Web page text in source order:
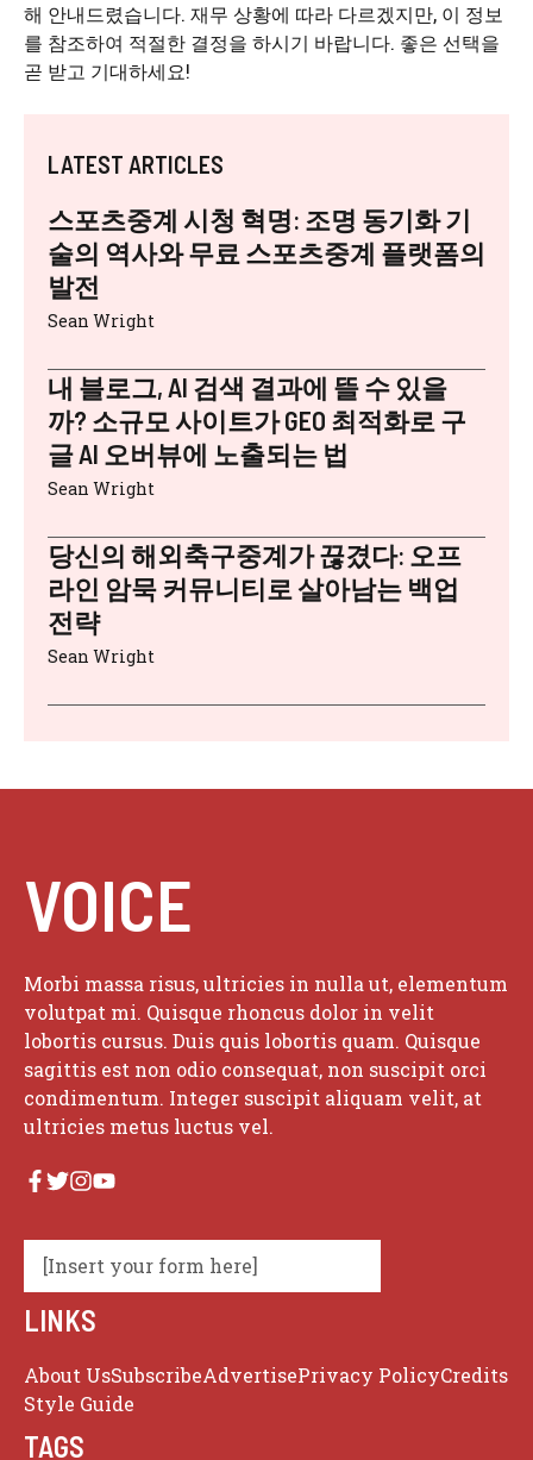
해 안내드렸습니다. 재무 상황에 따라 다르겠지만, 이 정보
를 참조하여 적절한 결정을 하시기 바랍니다. 좋은 선택을
곧 받고 기대하세요!
LATEST ARTICLES
스포츠중계 시청 혁명: 조명 동기화 기
술의 역사와 무료 스포츠중계 플랫폼의
발전
Sean Wright
내 블로그, AI 검색 결과에 뜰 수 있을
까? 소규모 사이트가 GEO 최적화로 구
글 AI 오버뷰에 노출되는 법
Sean Wright
당신의 해외축구중계가 끊겼다: 오프
라인 암묵 커뮤니티로 살아남는 백업
전략
Sean Wright
VOICE
Morbi massa risus, ultricies in nulla ut, elementum
volutpat mi. Quisque rhoncus dolor in velit
lobortis cursus. Duis quis lobortis quam. Quisque
sagittis est non odio consequat, non suscipit orci
condimentum. Integer suscipit aliquam velit, at
ultricies metus luctus vel.
[Insert your form here]
LINKS
About UsSubscribeAdvertisePrivacy PolicyCredits
Style Guide
TAGS